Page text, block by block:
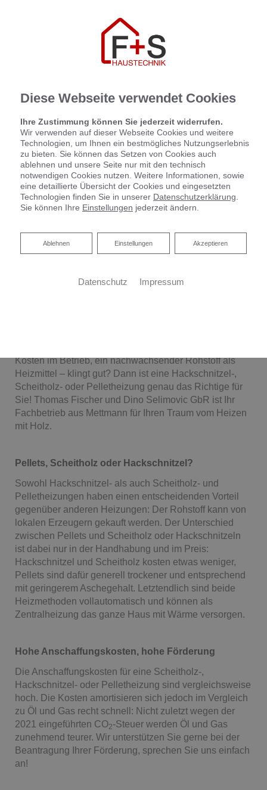
Kosten im Betrieb, ein nachwachsender Rohstoff als
Heizmittel – klingt gut? Dann ist eine Hackschnitzel-,
Scheitholz- oder Pelletheizung genau das Richtige für
Sie! Thomas Fischer und Dino Selimovic GbR ist Ihr
Fachbetrieb aus Mettmann für Ihren Traum vom Heizen
mit Holz.
Pellets, Scheitholz oder Hackschnitzel?
Sowohl Hackschnitzel- als auch Scheitholz- und
Pelletheizungen haben einen entscheidenden Vorteil
gegenüber anderen Heizungen: Der Rohstoff kann von
lokalen Erzeugern gekauft werden. Der Unterschied
zwischen Pellets und Scheitholz oder Hackschnitzeln
ist dabei nur in der Handhabung und im Preis:
Hackschnitzel und Scheitholz kosten etwas weniger,
Pellets sind dafür generell trockener und entsprechend
mit geringerem Aschegehalt. Letztendlich sind beide
Heizmethoden vollautomatisch und können als
Zentralheizung das ganze Haus mit Wärme versorgen.
Hohe Anschaffungskosten, hohe Förderung
Die Anschaffungskosten für eine Scheitholz-,
Hackschnitzel- oder Pelletheizung sind vergleichsweise
hoch. Die Kosten amortisieren sich jedoch im Vergleich
zu Öl und Gas recht schnell: Nicht zuletzt wegen der
2021 eingeführten CO2-Steuer werden Öl und Gas
zunehmend teurer. Wir unterstützen Sie gerne bei der
Beantragung Ihrer Förderung, sprechen Sie uns einfach
an!
Diese Webseite verwendet Cookies
Ihre Zustimmung können Sie jederzeit widerrufen.
Wir verwenden auf dieser Webseite Cookies und weitere
Technologien, um Ihnen ein bestmögliches Nutzungserlebnis
zu bieten. Sie können das Setzen von Cookies auch
ablehnen und unsere Seite nur mit den technisch
notwendigen Cookies nutzen. Weitere Informationen, sowie
eine detaillierte Übersicht der Cookies und eingesetzten
Technologien finden Sie in unserer Datenschutzerklärung
Sie können Ihre Einstellungen jederzeit ändern.
Akzeptieren
Einstellungen
Ablehnen
Ablehnen
Datenschutz Impressum